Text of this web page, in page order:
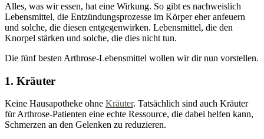
Alles, was wir essen, hat eine Wirkung. So gibt es nachweislich
Lebensmittel, die Entzündungsprozesse im Körper eher anfeuern
und solche, die diesen entgegenwirken. Lebensmittel, die den
Knorpel stärken und solche, die dies nicht tun.
Die fünf besten Arthrose-Lebensmittel wollen wir dir nun vorstellen.
1. Kräuter
Keine Hausapotheke ohne Kräuter. Tatsächlich sind auch Kräuter
für Arthrose-Patienten eine echte Ressource, die dabei helfen kann,
Schmerzen an den Gelenken zu reduzieren.